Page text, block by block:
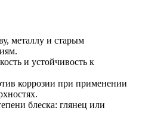
металлу и старым
и устойчивость к
коррозии при применении
блеска: глянец или